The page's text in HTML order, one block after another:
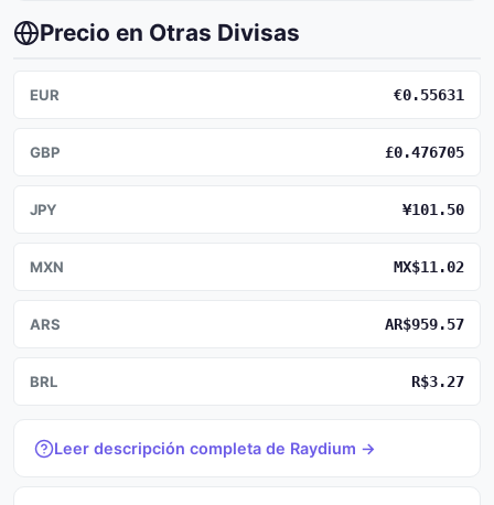
Precio en Otras Divisas
EUR €0.55631
GBP £0.476705
JPY ¥101.50
MXN MX$11.02
ARS AR$959.57
BRL R$3.27
Leer descripción completa de Raydium →